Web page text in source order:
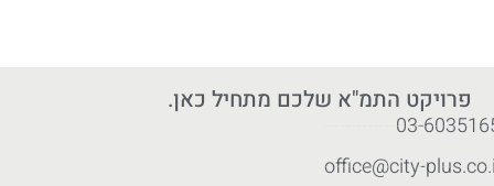
פרויקט התמ"א שלכם מתחיל כאן.
03-
office@city-